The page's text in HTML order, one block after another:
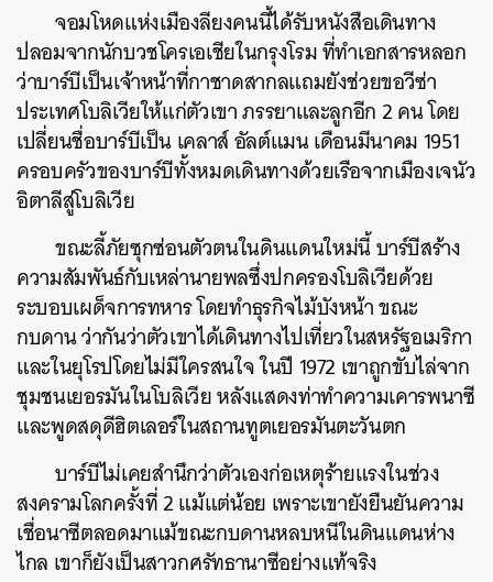
จอมโหดแห่งเมืองลียงคนนี้ได้รับหนังสือเดินทาง
ปลอมจากนักบวชโครเอเชียในกรุงโรม ที่ทำเอกสารหลอก
ว่าบาร์บีเป็นเจ้าหน้าที่กาชาดสากลแถมยังช่วยขอวีซ่า
ประเทศโบลิเวียให้แก่ตัวเขา ภรรยาและลูกอีก 2 คน โดย
เปลี่ยนชื่อบาร์บีเป็น เคลาส์ อัลต์แมน เดือนมีนาคม 1951
ครอบครัวของบาร์บีทั้งหมดเดินทางด้วยเรือจากเมืองเจนัว
อิตาลีสู่โบลิเวีย
ขณะลี้ภัยซุกซ่อนตัวตนในดินแดนใหม่นี้ บาร์บีสร้าง
ความสัมพันธ์กับเหล่านายพลซึ่งปกครองโบลิเวียด้วย
ระบอบเผด็จการทหาร โดยทำธุรกิจไม้บังหน้า ขณะ
กบดาน ว่ากันว่าตัวเขาได้เดินทางไปเที่ยวในสหรัฐอเมริกา
และในยุโรปโดยไม่มีใครสนใจ ในปี 1972 เขาถูกขับไล่จาก
ชุมชนเยอรมันในโบลิเวีย หลังแสดงท่าทำความเคารพนาซี
และพูดสดุดีฮิตเลอร์ในสถานทูตเยอรมันตะวันตก
บาร์บีไม่เคยสำนึกว่าตัวเองก่อเหตุร้ายแรงในช่วง
สงครามโลกครั้งที่ 2 แม้แต่น้อย เพราะเขายังยืนยันความ
เชื่อนาซีตลอดมาแม้ขณะกบดานหลบหนีในดินแดนห่าง
ไกล เขาก็ยังเป็นสาวกศรัทธานาซีอย่างแท้จริง
ค้นหา
SHARE TWEET LINE EMAIL